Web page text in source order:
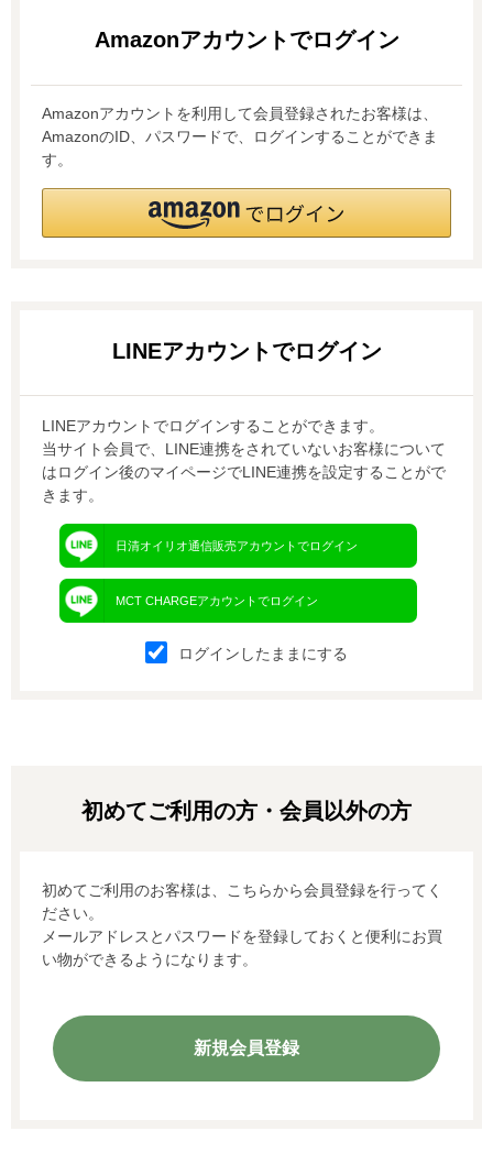
LINEアカウントでログインすることができます。
当サイト会員で、LINE連携をされていないお客様について
はログイン後のマイページでLINE連携を設定することがで
きます。
日清オイリオ通信販売アカウントでログイン
MCT CHARGEアカウントでログイン
ログインしたままにする
Amazonアカウントを利用して会員登録されたお客様は、
AmazonのID、パスワードで、ログインすることができま
す。
初めてご利用のお客様は、こちらから会員登録を行ってく
ださい。
メールアドレスとパスワードを登録しておくと便利にお買
い物ができるようになります。